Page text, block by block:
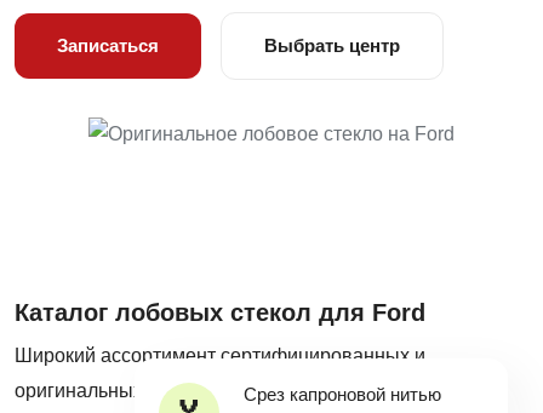
Записаться Выбрать центр
Срез капроновой нитью
Каталог лобовых стекол для Ford
Широкий ассортимент сертифицированных и
оригинальных автостекол на все популярные модели